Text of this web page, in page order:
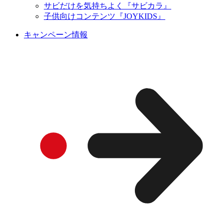
サビだけを気持ちよく『サビカラ』
子供向けコンテンツ『JOYKIDS』
キャンペーン情報